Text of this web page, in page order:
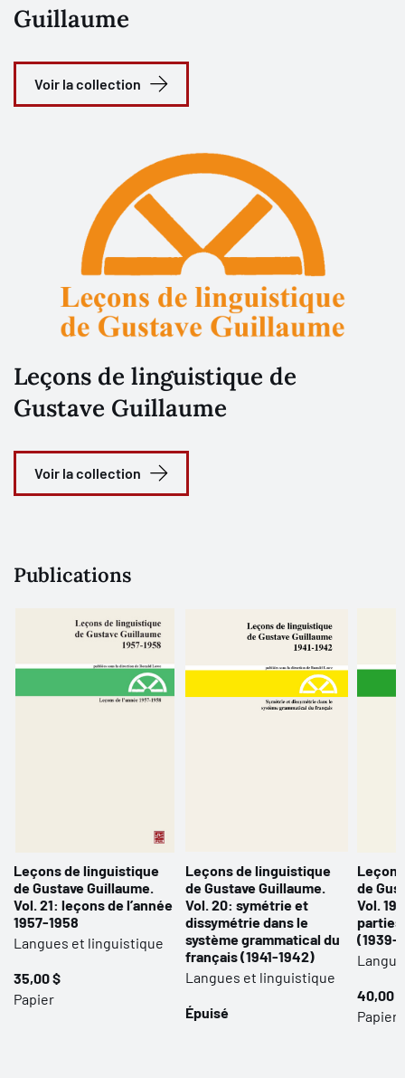
Guillaume
Voir la collection
Leçons de linguistique de
Gustave Guillaume
Voir la collection
Publications
Leçons de linguistique
de Gustave Guillaume.
Vol. 21: leçons de l’année
1957-1958
Langues et linguistique
35,00 $
Papier
Leçons de linguistique
de Gustave Guillaume.
Vol. 20: symétrie et
dissymétrie dans le
système grammatical du
français (1941-1942)
Langues et linguistique
Épuisé
de
Vol.
parties
(1939-
40,00 $
Papier